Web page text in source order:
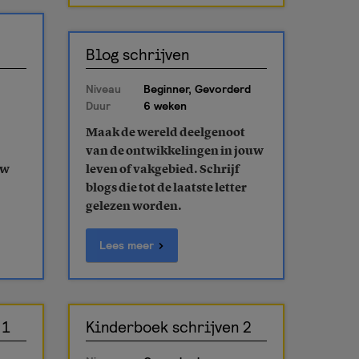
Blog schrijven
Niveau
Beginner, Gevorderd
Duur
6 weken
Maak de wereld deelgenoot
van de ontwikkelingen in jouw
leven of vakgebied. Schrijf
blogs die tot de laatste letter
gelezen worden.
Lees meer
Kinderboek schrijven 2